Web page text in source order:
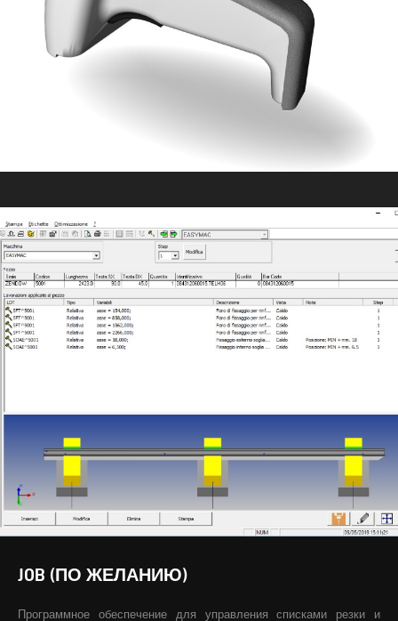
JOB (ПО ЖЕЛАНИЮ)
Программное обеспечение для управления списками резки и